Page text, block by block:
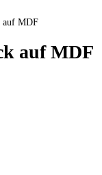
auf MDF
auf MDF